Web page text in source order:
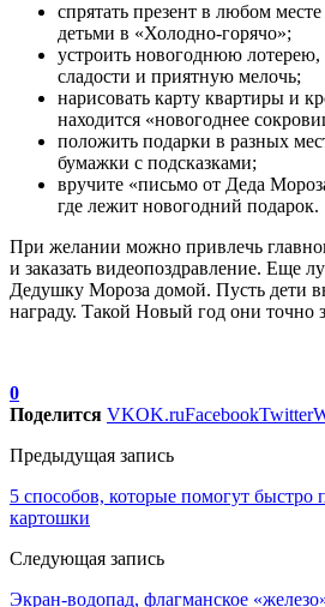
спрятать презент в любом
детьми в «Холодно-горячо»;
устроить новогоднюю лотерею,
сладости и приятную мелочь;
нарисовать карту квартиры и
находится «новогоднее
положить подарки в разных
бумажки с подсказками;
вручите «письмо от Деда
где лежит новогодний подарок.
При желании можно привлечь
и заказать видеопоздравление. Еще
Дедушку Мороза домой. Пусть дети
награду. Такой Новый год они точно
0
Поделится VKOK.ruFacebookTwitter
Предыдущая запись
5 способов, которые помогут быстро
картошки
Следующая запись
Экран-водопад, флагманское